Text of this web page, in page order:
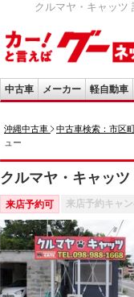
クルマヤ・キャッツ
中古車 メーカー 軽自動車
沖縄中古車 中古車検索：市区
ュー
クルマヤ・キャッツ
来店予約可 来店予約キャ